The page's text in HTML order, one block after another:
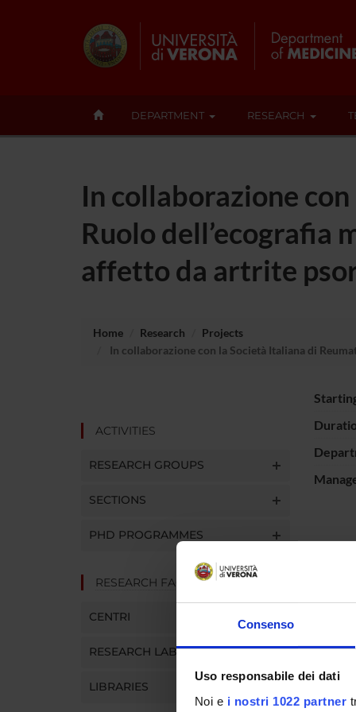
Consenso
Uso responsabile dei dati
Noi e i nostri 1022 partner
DEPARTMENT RESEARCH
In collaborazione
Ruolo dell’ecografia
affetto da artrite
Home Research
Projects
In collaborazione con la Società Italiana di
ACTIVITIES
RESEARCH GROUPS
SECTIONS
PHD PROGRAMMES
RESEARCH FACILITIES
CENTRI
RESEARCH LABORATORIES
LIBRARIES